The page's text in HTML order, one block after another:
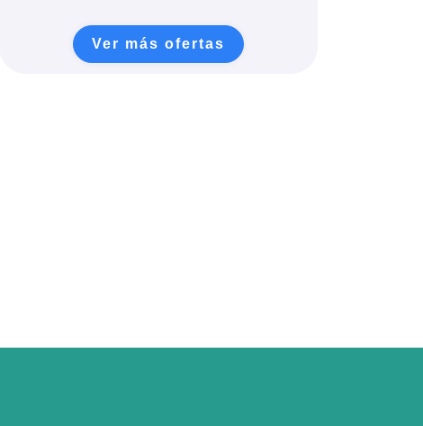
Ver más ofertas